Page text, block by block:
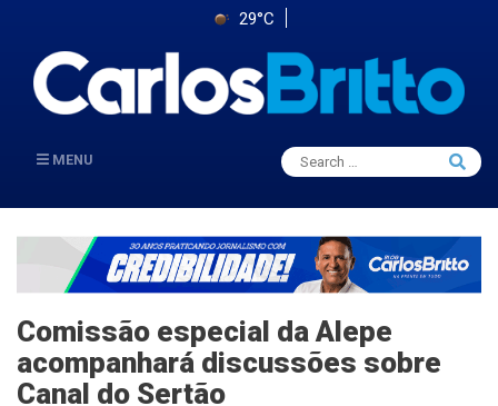
29°C
MENU
Search
for:
Search
Comissão especial da Alepe
acompanhará discussões sobre
Canal do Sertão